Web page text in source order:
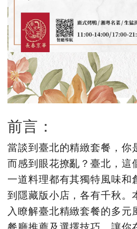
前言：
當談到臺北的精緻套餐，你
而感到眼花撩亂？臺北，這
一道料理都有其獨特風味和
到隱藏版小店，各有千秋。
入瞭解臺北精緻套餐的多元